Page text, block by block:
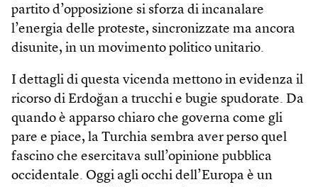
partito d’opposizione si sforza di incanalare
l’energia delle proteste, sincronizzate ma ancora
disunite, in un movimento politico unitario.
I dettagli di questa vicenda mettono in evidenza il
ricorso di Erdoğan a trucchi e bugie spudorate. Da
quando è apparso chiaro che governa come gli
pare e piace, la Turchia sembra aver perso quel
fascino che esercitava sull’opinione pubblica
occidentale. Oggi agli occhi dell’Europa è un